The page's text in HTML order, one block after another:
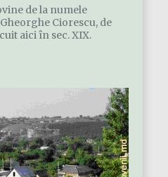
de la numele
Ciorescu, de
aici în sec. XIX.